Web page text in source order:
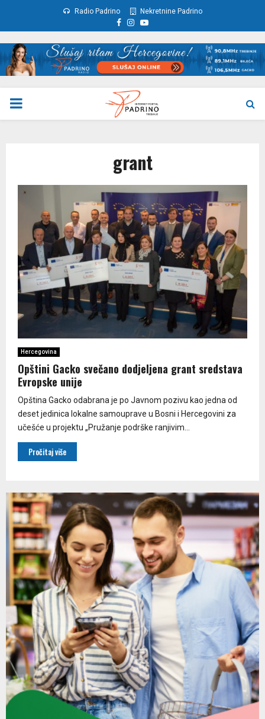
Radio Padrino Nekretnine Padrino
Facebook
Instagram
Youtube
PRIMARY
grant
Hercegovina
Opštini Gacko svečano dodjeljena grant sredstava
Evropske unije
Opština Gacko odabrana je po Javnom pozivu kao jedna od
deset jedinica lokalne samouprave u Bosni i Hercegovini za
učešće u projektu „Pružanje podrške ranjivim...
Pročitaj više